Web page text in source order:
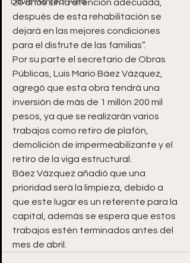
David Monreal Ávila
20 años sin la atención adecuada,
después de esta rehabilitación se
dejará en las mejores condiciones
para el disfrute de las familias”.
Por su parte el secretario de Obras
Públicas, Luis Mario Báez Vázquez,
agregó que esta obra tendrá una
inversión de más de 1 millón 200 mil
pesos, ya que se realizarán varios
trabajos como retiro de plafón,
demolición de impermeabilizante y el
retiro de la viga estructural.
Báez Vázquez añadió que una
prioridad será la limpieza, debido a
que este lugar es un referente para la
capital, además se espera que estos
trabajos estén terminados antes del
mes de abril.